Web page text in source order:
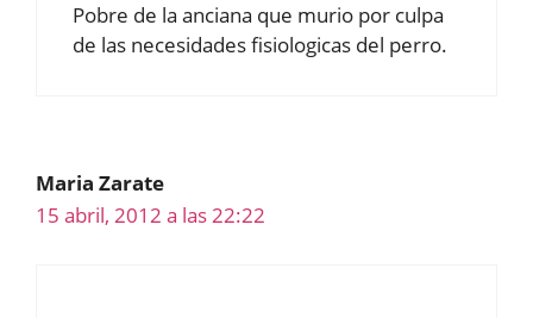
Pobre de la anciana que murio por culpa
de las necesidades fisiologicas del perro.
Maria Zarate
15 abril, 2012 a las 22:22